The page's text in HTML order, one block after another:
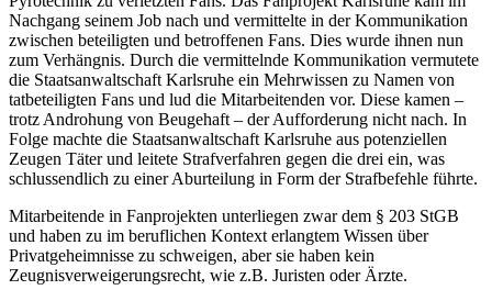
Nachgang seinem Job nach und vermittelte in der Kommunikation
zwischen beteiligten und betroffenen Fans. Dies wurde ihnen nun
zum Verhängnis. Durch die vermittelnde Kommunikation vermutete
die Staatsanwaltschaft Karlsruhe ein Mehrwissen zu Namen von
tatbeteiligten Fans und lud die Mitarbeitenden vor. Diese kamen –
trotz Androhung von Beugehaft – der Aufforderung nicht nach. In
Folge machte die Staatsanwaltschaft Karlsruhe aus potenziellen
Zeugen Täter und leitete Strafverfahren gegen die drei ein, was
schlussendlich zu einer Aburteilung in Form der Strafbefehle führte.
Mitarbeitende in Fanprojekten unterliegen zwar dem § 203 StGB
und haben zu im beruflichen Kontext erlangtem Wissen über
Privatgeheimnisse zu schweigen, aber sie haben kein
Zeugnisverweigerungsrecht, wie z.B. Juristen oder Ärzte.